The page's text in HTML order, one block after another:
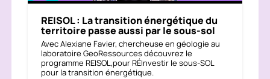
REISOL : La transition énergétique du
territoire passe aussi par le sous-sol
Avec Alexiane Favier, chercheuse en géologie au
laboratoire GeoRessources découvrez le
programme REISOL,pour RÉInvestir le sous-SOL
pour la transition énergétique.